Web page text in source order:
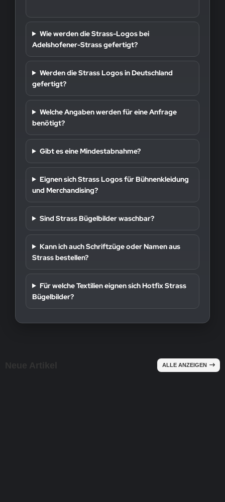
Wie werden die Strass-Logos bei
Adelshofener-Strass gefertigt?
Werden die Strass Logos in Deutschland
gefertigt?
Welche Angaben werden für eine Anfrage
benötigt?
Gibt es eine Mindestabnahme?
Eignen sich Strass Logos für Bühnenkleidung
und Merchandising?
Sind Strass Bügelbilder waschbar?
Kann ich auch Schriftzüge oder Namen aus
Strass bestellen?
Für welche Textilien eignen sich Hotfix Strass
Bügelbilder?
ALLE ANZEIGEN